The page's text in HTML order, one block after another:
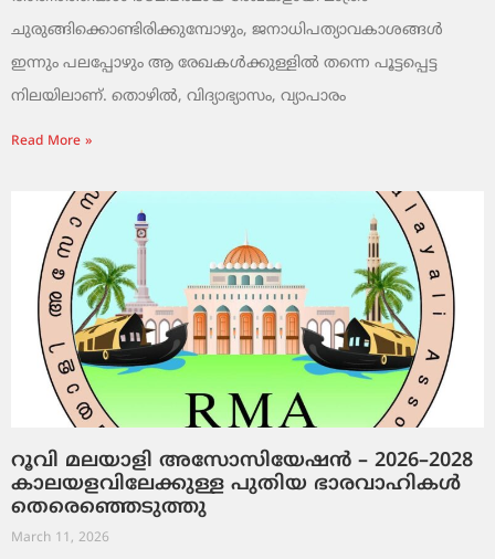
ചുരുങ്ങിക്കൊണ്ടിരിക്കുമ്പോഴും, ജനാധിപത്യാവകാശങ്ങൾ
ഇന്നും പലപ്പോഴും ആ രേഖകൾക്കുള്ളിൽ തന്നെ പൂട്ടപ്പെട്ട
നിലയിലാണ്. തൊഴിൽ, വിദ്യാഭ്യാസം, വ്യാപാരം
Read More »
റൂവി മലയാളി അസോസിയേഷൻ – 2026–2028
കാലയളവിലേക്കുള്ള പുതിയ ഭാരവാഹികൾ
തെരെഞ്ഞെടുത്തു
March 11, 2026